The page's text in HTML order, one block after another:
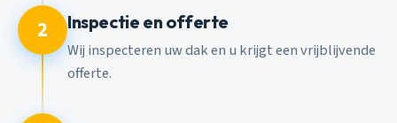
2 Inspectie en offerte
Wij inspecteren uw dak en u krijgt een vrijblijvende
offerte.